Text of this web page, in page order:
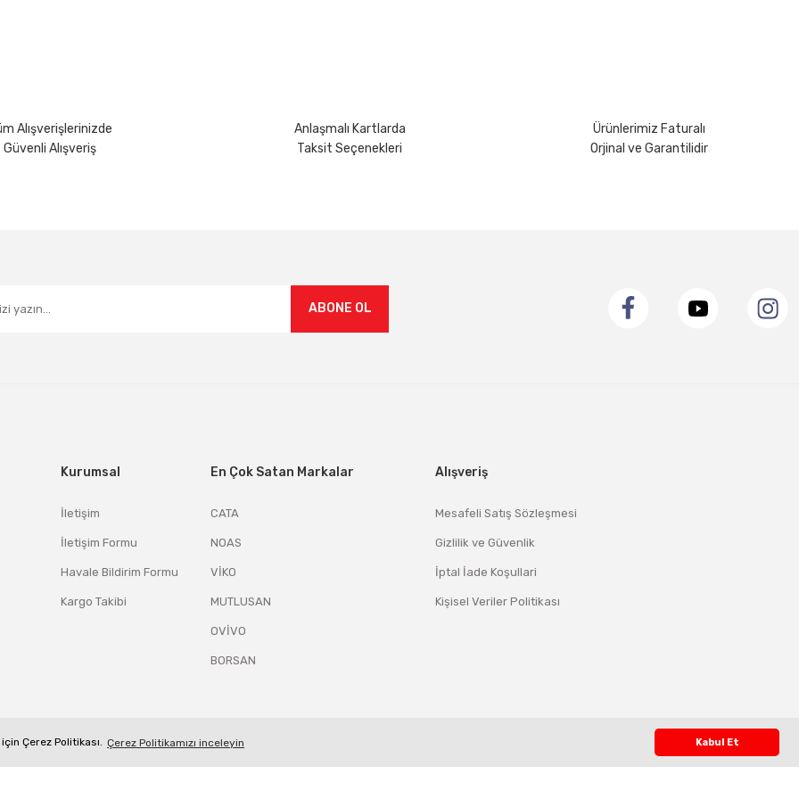
Çerez Politikası. Çerez Politikamızı inceleyin Kabul Et
Alışverişlerinizde
Güvenli Alışveriş
Anlaşmalı Kartlarda
Taksit Seçenekleri
Ürünlerimiz Faturalı
Orjinal ve Garantilidir
ABONE OL
Kurumsal
İletişim
İletişim Formu
Havale Bildirim Formu
Kargo Takibi
En Çok Satan Markalar
CATA
NOAS
VİKO
MUTLUSAN
OVİVO
BORSAN
Alışveriş
Mesafeli Satış Sözleşmesi
Gizlilik ve Güvenlik
İptal İade Koşullari
Kişisel Veriler Politikası